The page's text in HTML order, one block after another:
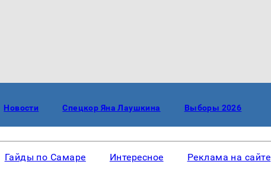
Новости Спецкор Яна Лаушкина Выборы 2026
Гайды по Самаре Интересное Реклама на сайте